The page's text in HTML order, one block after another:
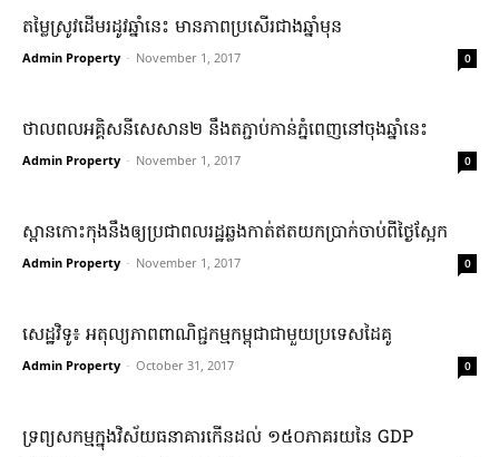
តម្លៃ​ស្រូវ​ដើមរដូវ​ឆ្នាំនេះ មាន​ភាពប្រសើរ​ជាង​ឆ្នាំមុន
Admin Property - November 1, 2017 0
ថា​ល​ពល​អគ្គិសនី​សេ​សាន២ នឹង​ត​ភ្ជាប់​កាន់​ភ្នំពេញ​នៅ​ចុងឆ្នាំ​នេះ
Admin Property - November 1, 2017 0
ស្ពាន​កោះកុង​នឹង​ឲ្យ​ប្រជាពលរដ្ឋ​ឆ្លងកាត់​ឥត​យកប្រាក់​ចាប់ពី​ថ្ងៃស្អែក
Admin Property - November 1, 2017 0
សេដ្ឋវិទូ៖ អតុល្យភាព​ពាណិជ្ជកម្ម​កម្ពុជា​ជាមួយ​ប្រទេស​ដៃគូ
Admin Property - October 31, 2017 0
ទ្រព្យសកម្ម​ក្នុង​វិស័យ​ធនាគារ​កើន​ដល់ ១៥០ភាគរយ​នៃ GDP